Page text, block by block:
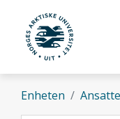
Gå til hovedinnhold
UiT Norges
Enheten Ansatte